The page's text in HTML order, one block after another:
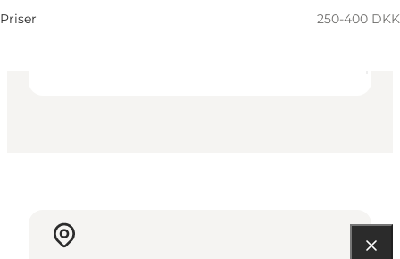
Priser 250-400 DKK